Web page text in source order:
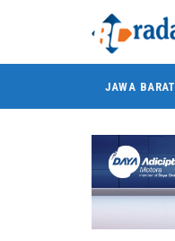
JAWA BARAT